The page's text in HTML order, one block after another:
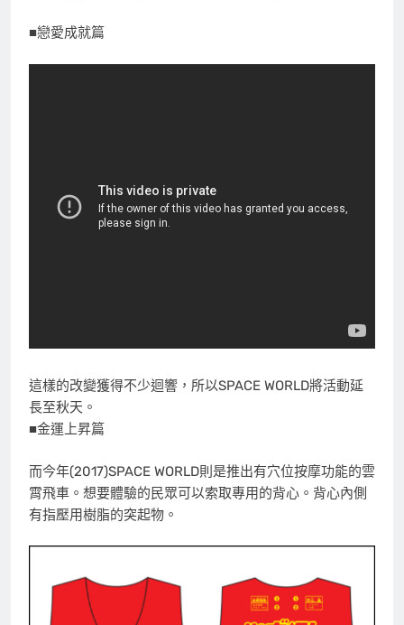
■戀愛成就篇
這樣的改變獲得不少迴響，所以SPACE WORLD將活動延
長至秋天。
■金運上昇篇
而今年(2017)SPACE WORLD則是推出有穴位按摩功能的雲
霄飛車。想要體驗的民眾可以索取專用的背心。背心內側
有指壓用樹脂的突起物。